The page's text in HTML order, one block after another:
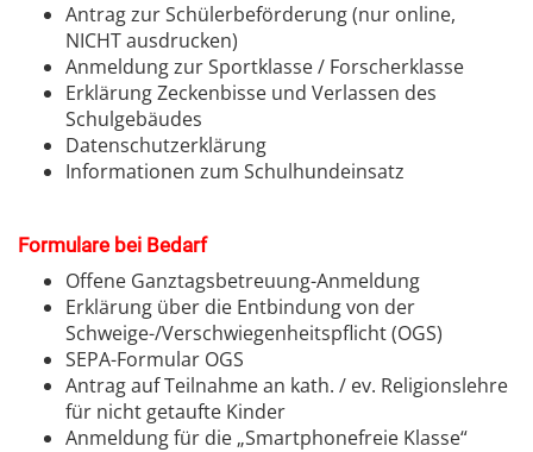
Antrag zur Schülerbeförderung (nur online,
NICHT ausdrucken)
Anmeldung zur Sportklasse / Forscherklasse
Erklärung Zeckenbisse und Verlassen des
Schulgebäudes
Datenschutzerklärung
Informationen zum Schulhundeinsatz
Formulare bei Bedarf
Offene Ganztagsbetreuung-Anmeldung
Erklärung über die Entbindung von der
Schweige-/Verschwiegenheitspflicht (OGS)
SEPA-Formular OGS
Antrag auf Teilnahme an kath. / ev. Religionslehre
für nicht getaufte Kinder
Anmeldung für die „Smartphonefreie Klasse“